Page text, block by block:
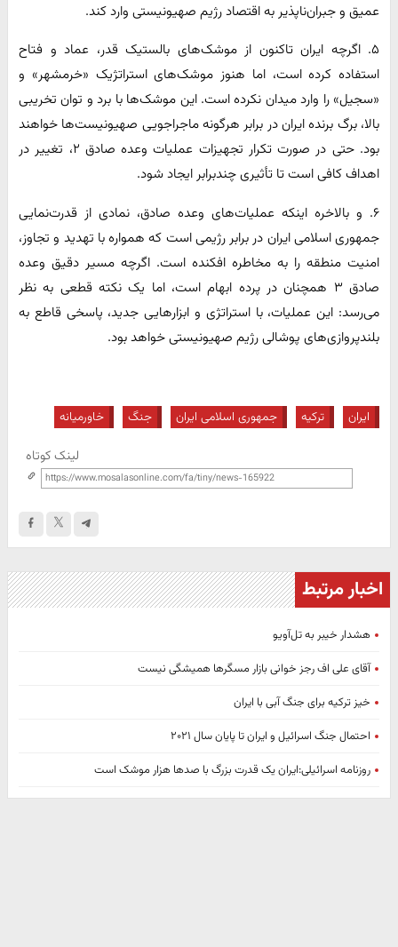
عمیق و جبران‌ناپذیر به اقتصاد رژیم صهیونیستی وارد کند.
۵. اگرچه ایران تاکنون از موشک‌های بالستیک قدر، عماد و فتاح
استفاده کرده است، اما هنوز موشک‌های استراتژیک «خرمشهر» و
«سجیل» را وارد میدان نکرده است. این موشک‌ها با برد و توان تخریبی
بالا، برگ برنده ایران در برابر هرگونه ماجراجویی صهیونیست‌ها خواهند
بود. حتی در صورت تکرار تجهیزات عملیات وعده صادق ۲، تغییر در
اهداف کافی است تا تأثیری چندبرابر ایجاد شود.
۶. و بالاخره اینکه عملیات‌های وعده صادق، نمادی از قدرت‌نمایی
جمهوری اسلامی ایران در برابر رژیمی است که همواره با تهدید و تجاوز،
امنیت منطقه را به مخاطره افکنده است. اگرچه مسیر دقیق وعده
صادق ۳ همچنان در پرده ابهام است، اما یک نکته قطعی به نظر
می‌رسد: این عملیات، با استراتژی و ابزارهایی جدید، پاسخی قاطع به
بلندپروازی‌های پوشالی رژیم صهیونیستی خواهد بود.
ایران ترکیه جمهوری اسلامی ایران جنگ خاورمیانه
لینک کوتاه
اخبار مرتبط
هشدار خیبر به تل‌آویو
آقای علی اف رجز خوانی بازار مسگرها همیشگی نیست
خیز ترکیه برای جنگ آبی با ایران
احتمال جنگ اسرائیل و ایران تا پایان سال ۲۰۲۱
روزنامه اسرائیلی:ایران یک قدرت بزرگ با صدها هزار موشک است